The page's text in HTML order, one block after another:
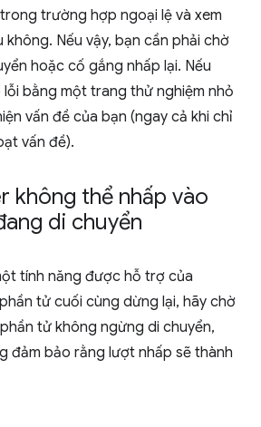
trường hợp ngoại lệ và xem
Nếu vậy, bạn cần phải chờ
hoặc cố gắng nhấp lại. Nếu
bằng một trang thử nghiệm nhỏ
vấn đề của bạn (ngay cả khi chỉ
vấn đề).
không thể nhấp vào
di chuyển
tính năng được hỗ trợ của
tử cuối cùng dừng lại, hãy chờ
tử không ngừng di chuyển,
đảm bảo rằng lượt nhấp sẽ thành